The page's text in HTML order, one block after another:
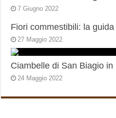
7 Giugno 2022
Fiori commestibili: la
27 Maggio 2022
Ciambelle di San Biagio
24 Maggio 2022